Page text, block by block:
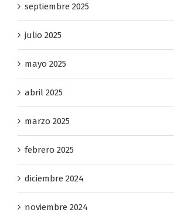
septiembre 2025
julio 2025
mayo 2025
abril 2025
marzo 2025
febrero 2025
diciembre 2024